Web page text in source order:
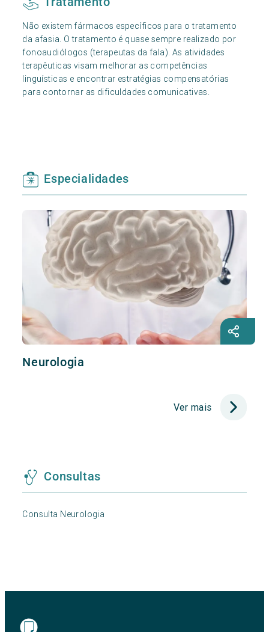
Não existem fármacos específicos para o tratamento
da afasia. O tratamento é quase sempre realizado por
fonoaudiólogos (terapeutas da fala). As atividades
terapêuticas visam melhorar as competências
linguísticas e encontrar estratégias compensatórias
para contornar as dificuldades comunicativas.
Especialidades
Neurologia
Ver mais
Consultas
Consulta Neurologia